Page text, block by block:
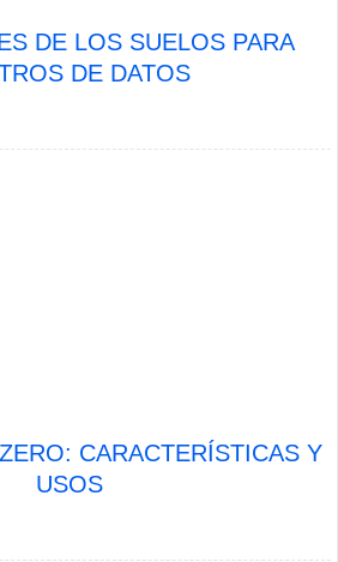
DE LOS SUELOS PARA
DE DATOS
CARACTERÍSTICAS Y
USOS